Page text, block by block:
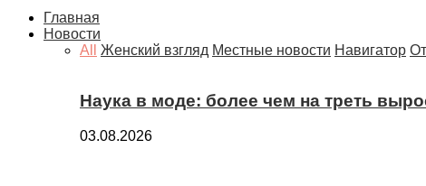
Главная
Новости
All
Женский взгляд Местные новости Навигатор
Наука в моде: более чем на треть
03.08.2026